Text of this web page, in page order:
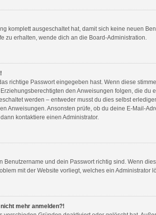
komplett ausgeschaltet hat, damit sich keine neuen
zu erhalten, wende dich an die Board-Administration.
richtige Passwort eingegeben hast. Wenn diese
den Anweisungen folgen, die
werden – entweder musst du dies selbst
Anweisungen. Ansonsten prüfe, ob du deine E-Mail-
kontaktiere einen Administrator.
und dein Passwort richtig sind. Wenn
mit der Website vorliegt, welches ein Administrator
mehr anmelden?!